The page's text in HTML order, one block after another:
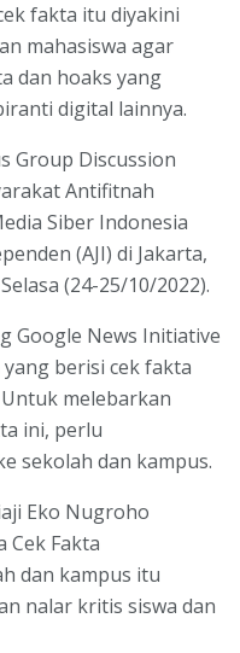
fakta itu diyakini
mahasiswa agar
dan hoaks yang
digital lainnya.
Group Discussion
Antifitnah
Siber Indonesia
(AJI) di Jakarta,
(24-25/10/2022).
Google News Initiative
berisi cek fakta
melebarkan
ini, perlu
sekolah dan kampus.
Eko Nugroho
Cek Fakta
dan kampus itu
nalar kritis siswa dan